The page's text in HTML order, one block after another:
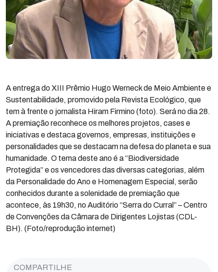
A entrega do XIII Prêmio Hugo Werneck de Meio Ambiente e
Sustentabilidade, promovido pela Revista Ecológico, que
tem à frente o jornalista Hiram Firmino (foto). Será no dia 28.
A premiação reconhece os melhores projetos, cases e
iniciativas e destaca governos, empresas, instituições e
personalidades que se destacam na defesa do planeta e sua
humanidade. O tema deste ano é a “Biodiversidade
Protegida” e os vencedores das diversas categorias, além
da Personalidade do Ano e Homenagem Especial, serão
conhecidos durante a solenidade de premiação que
acontece, às 19h30, no Auditório “Serra do Curral” – Centro
de Convenções da Câmara de Dirigentes Lojistas (CDL-
BH). (Foto/reprodução internet)
COMPARTILHE